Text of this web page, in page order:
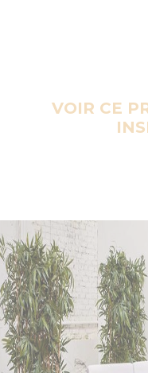
VOIR CE